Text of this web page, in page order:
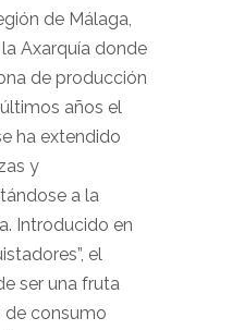
de Málaga,
Axarquía donde
de producción
años el
ha extendido
y
a la
Introducido en
el
ser una fruta
de consumo